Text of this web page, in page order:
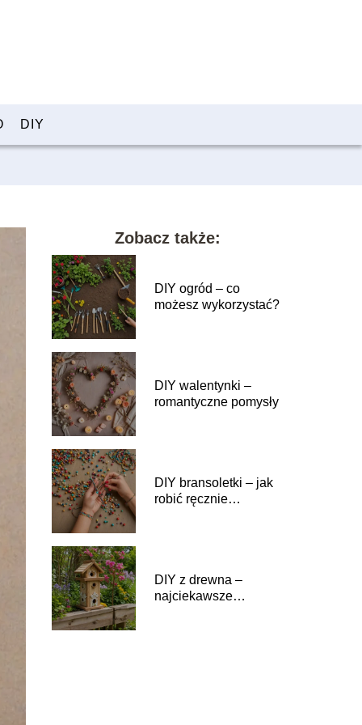
DIY
Zobacz także:
DIY ogród – co
możesz wykorzystać?
DIY walentynki –
romantyczne pomysły
DIY bransoletki – jak
robić ręcznie
DIY z drewna –
najciekawsze